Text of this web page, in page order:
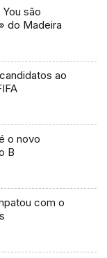
são
do Madeira
ao
o novo
B
com o